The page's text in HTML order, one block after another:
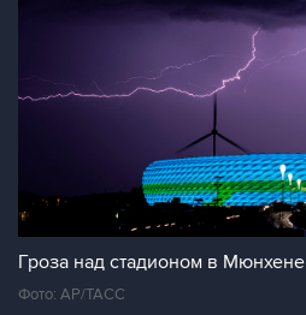
Гроза над стадионом в Мюнхене
Фото: AP/ТАСС